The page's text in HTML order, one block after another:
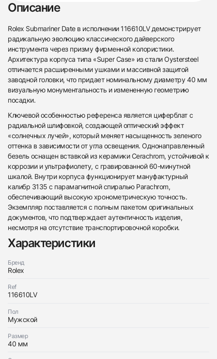
438
285
145
142
205
204
195
150
6
Описание
Rolex Submariner Date в исполнении 116610LV демонстрирует
радикальную эволюцию классического дайверского
инструмента через призму фирменной колористики.
Архитектура корпуса типа «Super Case» из стали Oystersteel
отличается расширенными ушками и массивной защитой
заводной головки, что придает номинальному диаметру 40 мм
визуальную монументальность и измененную геометрию
посадки.
Ключевой особенностью референса является циферблат с
радиальной шлифовкой, создающей оптический эффект
«солнечных лучей», который меняет насыщенность зеленого
оттенка в зависимости от угла освещения. Однонаправленный
безель оснащен вставкой из керамики Cerachrom, устойчивой к
коррозии и ультрафиолету, с гравированной 60-минутной
шкалой. Внутри корпуса функционирует мануфактурный
калибр 3135 с парамагнитной спиралью Parachrom,
обеспечивающий высокую хронометрическую точность.
Экземпляр поставляется с полным пакетом оригинальных
документов, что подтверждает аутентичность изделия,
несмотря на отсутствие транспортировочной коробки.
Характеристики
Бренд
Rolex
Ref
116610LV
Пол
Мужской
Размер
40 мм
Оставьте ваши контактные данные и мы свяжемся
Трейд-ин часов
с вами